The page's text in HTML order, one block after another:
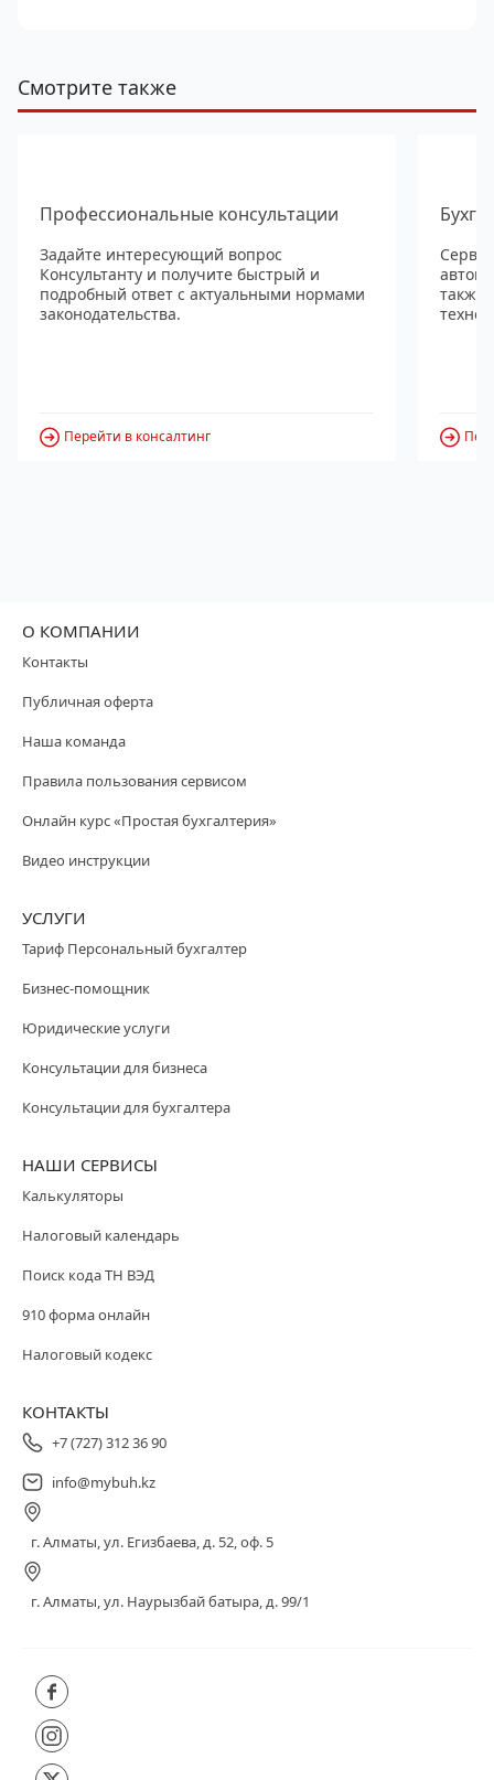
Смотрите также
Профессиональные консультации
Задайте интересующий вопрос
Консультанту и получите быстрый и
подробный ответ с актуальными нормами
законодательства.
Перейти в консалтинг
также
О КОМПАНИИ
Контакты
Публичная оферта
Наша команда
Правила пользования сервисом
Онлайн курс «Простая бухгалтерия»
Видео инструкции
УСЛУГИ
Тариф Персональный бухгалтер
Бизнес-помощник
Юридические услуги
Консультации для бизнеса
Консультации для бухгалтера
НАШИ СЕРВИСЫ
Калькуляторы
Налоговый календарь
Поиск кода ТН ВЭД
910 форма онлайн
Налоговый кодекс
КОНТАКТЫ
+7 (727) 312 36 90
info@mybuh.kz
г. Алматы, ул. Егизбаева, д. 52, оф. 5
г. Алматы, ул. Наурызбай батыра, д. 99/1